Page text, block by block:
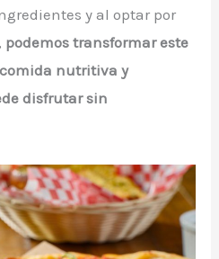
y al optar por
podemos transformar este
nutritiva y
disfrutar sin